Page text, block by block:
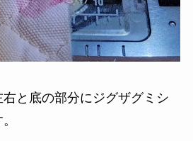
と底の部分にジグザグミシ